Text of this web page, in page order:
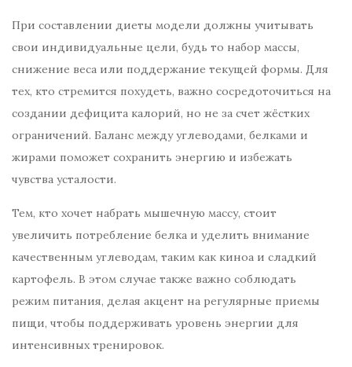
При составлении диеты модели должны учитывать
свои индивидуальные цели, будь то набор массы,
снижение веса или поддержание текущей формы. Для
тех, кто стремится похудеть, важно сосредоточиться на
создании дефицита калорий, но не за счет жёстких
ограничений. Баланс между углеводами, белками и
жирами поможет сохранить энергию и избежать
чувства усталости.
Тем, кто хочет набрать мышечную массу, стоит
увеличить потребление белка и уделить внимание
качественным углеводам, таким как киноа и сладкий
картофель. В этом случае также важно соблюдать
режим питания, делая акцент на регулярные приемы
пищи, чтобы поддерживать уровень энергии для
интенсивных тренировок.